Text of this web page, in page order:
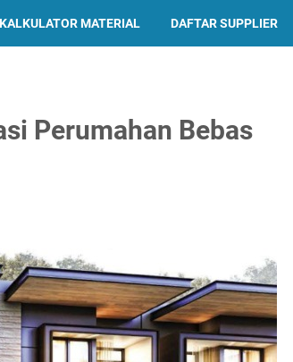
KALKULATOR MATERIAL DAFTAR SUPPLIER
Perumahan Bebas